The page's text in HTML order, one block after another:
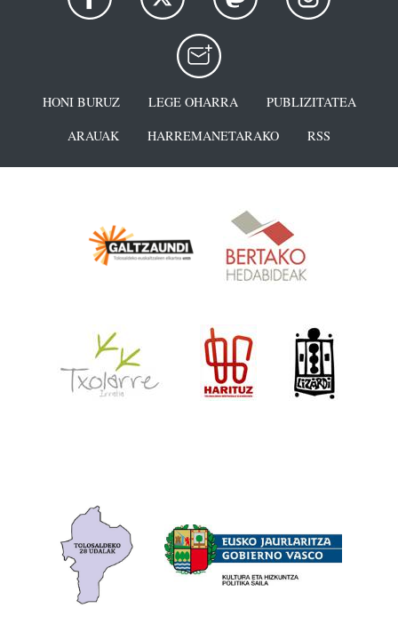
HONI BURUZ LEGE OHARRA
PUBLIZITATEA
ARAUAK
HARREMANETARAKO RSS